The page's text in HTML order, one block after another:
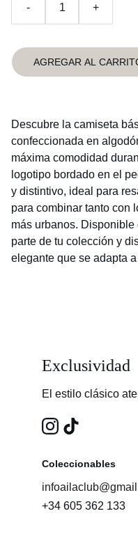
- +
AGREGAR AL
Descubre la camiseta
confeccionada en
máxima comodidad
logotipo bordado en el
y distintivo, ideal para
para combinar tanto con
más urbanos. Disponible
parte de tu colección y
elegante que se adapta
Exclusividad
El estilo clásico
Coleccionables
+34 605 362 133